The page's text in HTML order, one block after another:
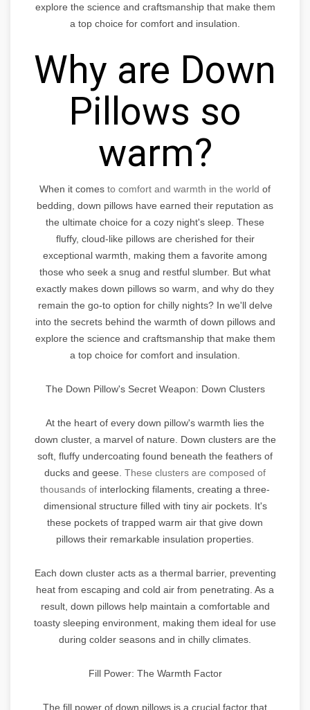
explore the science and craftsmanship that make them
a top choice for comfort and insulation.
Why are Down
Pillows so
warm?
When it comes to comfort and warmth in the world of
bedding, down pillows have earned their reputation as
the ultimate choice for a cozy night's sleep. These
fluffy, cloud-like pillows are cherished for their
exceptional warmth, making them a favorite among
those who seek a snug and restful slumber. But what
exactly makes down pillows so warm, and why do they
remain the go-to option for chilly nights? In we'll delve
into the secrets behind the warmth of down pillows and
explore the science and craftsmanship that make them
a top choice for comfort and insulation.
The Down Pillow's Secret Weapon: Down Clusters
At the heart of every down pillow's warmth lies the
down cluster, a marvel of nature. Down clusters are the
soft, fluffy undercoating found beneath the feathers of
ducks and geese. These clusters are composed of
thousands of interlocking filaments, creating a three-
dimensional structure filled with tiny air pockets. It's
these pockets of trapped warm air that give down
pillows their remarkable insulation properties.
Each down cluster acts as a thermal barrier, preventing
heat from escaping and cold air from penetrating. As a
result, down pillows help maintain a comfortable and
toasty sleeping environment, making them ideal for use
during colder seasons and in chilly climates.
Fill Power: The Warmth Factor
The fill power of down pillows is a crucial factor that